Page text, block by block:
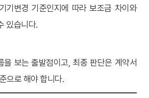
기변경 기준인지에 따라 보조금 차이와
있습니다.
을 보는 출발점이고, 최종 판단은 계약서
으로 해야 합니다.